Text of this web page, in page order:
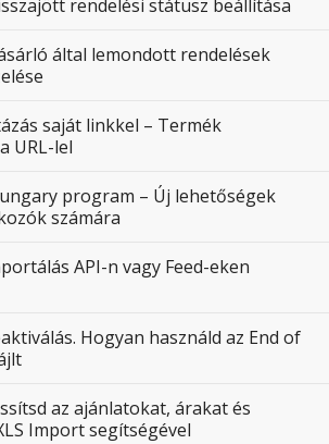
rendelési státusz beállítása
által lemondott rendelések
saját linkkel – Termék
URL-lel
program – Új lehetőségek
számára
API-n vagy Feed-eken
Hogyan használd az End of
az ajánlatokat, árakat és
Import segítségével